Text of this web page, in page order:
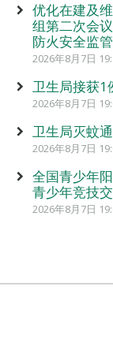
优化在建及
组第二次会
防火安全监
2026年8月7日
卫生局接获1
2026年8月7日
卫生局灭蚊
2026年8月7日
全国青少年
青少年竞技
2026年8月7日